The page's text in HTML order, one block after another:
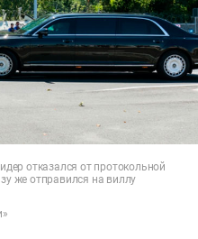
отказался от протокольной
же отправился на виллу